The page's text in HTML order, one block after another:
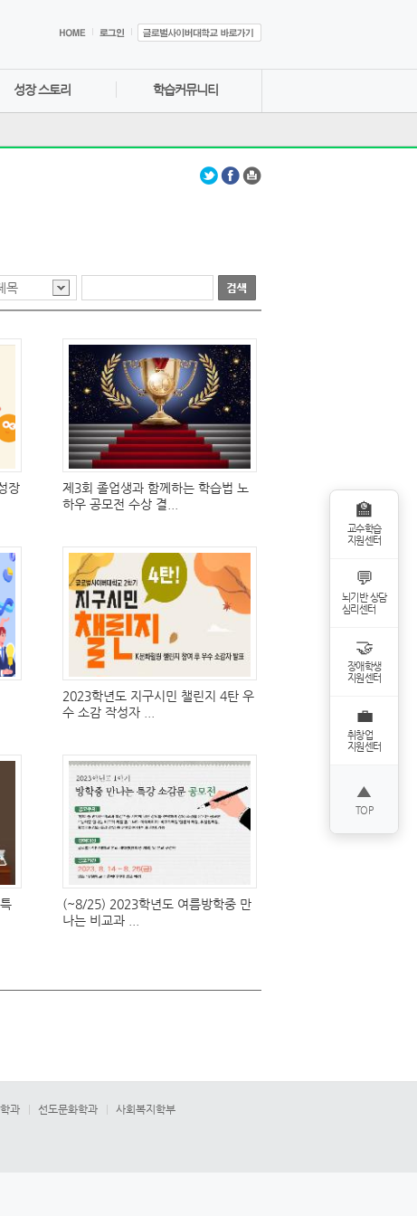
성장 스토리 학습커뮤니티
목
장
제3회 졸업생과 함께하는 학습법 노
하우 공모전 수상 결...
2023학년도 지구시민 챌린지 4탄 우
수 소감 작성자 ...
(~8/25) 2023학년도 여름방학중 만
나는 비교과 ...
과 선도문화학과 사회복지학부
🏫
교수학습
지원센터
💬
뇌기반 상담
심리센터
🤝
장애학생
지원센터
💼
취창업
지원센터
▲
TOP